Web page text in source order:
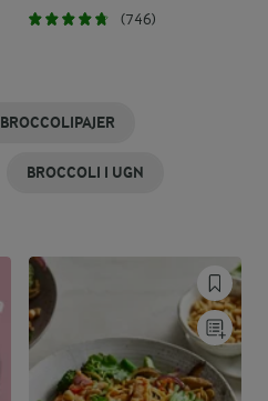
(746)
BROCCOLIPAJER
BROCCOLI I UGN